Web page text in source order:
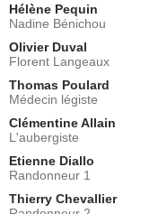
Hélène Pequin
Nadine Bénichou
Olivier Duval
Florent Langeaux
Thomas Poulard
Médecin légiste
Clémentine Allain
L'aubergiste
Etienne Diallo
Randonneur 1
Thierry Chevallier